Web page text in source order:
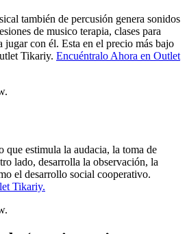
también de percusión genera sonidos
de musico terapia, clases para
jugar con él. Esta en el precio más bajo
Tikariy. Encuéntralo Ahora en Outlet
que estimula la audacia, la toma de
lado, desarrolla la observación, la
el desarrollo social cooperativo.
Tikariy.